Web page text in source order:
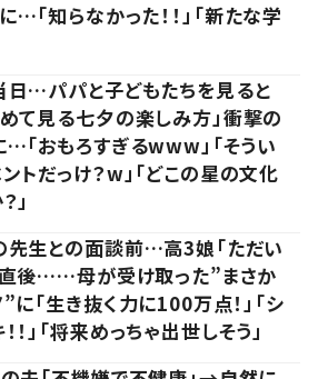
「知らなかった！！」「新たな学
日…パパと子どもたちを見ると
て見る七夕の楽しみ方」衝撃の
「おもろすぎるwww」「そうい
トだっけ？w」「どこの星の文化
」
先生との面談前…高3娘「ただい
後……母が受け取った”まさか
に「生き抜く力に100万点！」「シ
！」「将来めっちゃ出世しそう」